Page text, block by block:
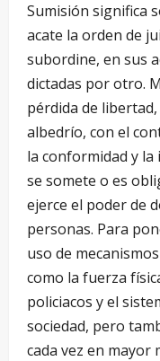
Sumisión significa
acate la orden de
subordine, en sus
dictadas por otro.
pérdida de
albedrío, con el
la conformidad y
se somete o es
ejerce el poder de
personas. Para
uso de
como la fuerza
policiacos y el
sociedad, pero
cada vez en mayor